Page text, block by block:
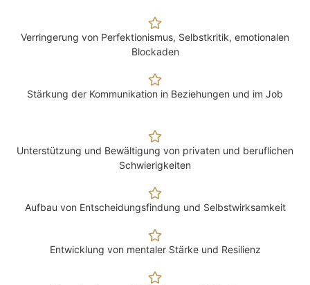
Verringerung von Perfektionismus, Selbstkritik, emotionalen
Blockaden
Stärkung der Kommunikation in Beziehungen und im Job
Unterstützung und Bewältigung von privaten und beruflichen
Schwierigkeiten
Aufbau von Entscheidungsfindung und Selbstwirksamkeit
Entwicklung von mentaler Stärke und Resilienz